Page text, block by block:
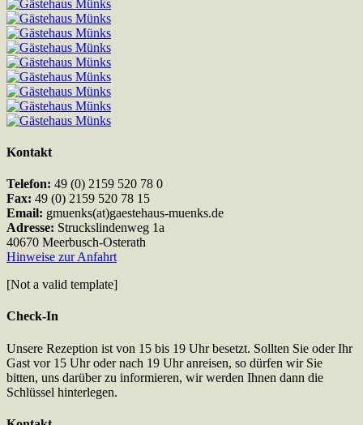
Kontakt
Telefon: 49 (0) 2159 520 78 0
Fax: 49 (0) 2159 520 78 15
Email: gmuenks(at)gaestehaus-muenks.de
Adresse: Struckslindenweg 1a
40670 Meerbusch-Osterath
Hinweise zur Anfahrt
[Not a valid template]
Check-In
Unsere Rezeption ist von 15 bis 19 Uhr besetzt. Sollten Sie oder Ihr
Gast vor 15 Uhr oder nach 19 Uhr anreisen, so dürfen wir Sie
bitten, uns darüber zu informieren, wir werden Ihnen dann die
Schlüssel hinterlegen.